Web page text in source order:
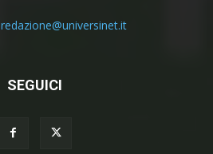
redazione@universinet.it
SEGUICI